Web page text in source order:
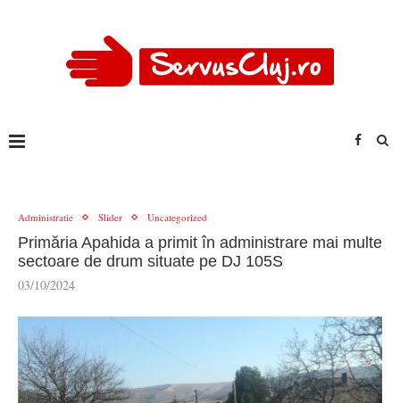
Administratie Slider Uncategorized
Primăria Apahida a primit în administrare mai multe
sectoare de drum situate pe DJ 105S
03/10/2024